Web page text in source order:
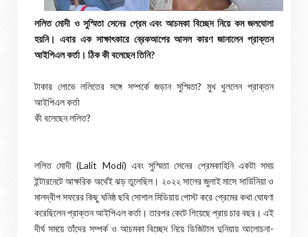
ললিত মোদী ও সুস্মিতা সেনের প্রেম এবং আচমকা বিচ্ছেদ নিয়ে কম জলঘোলা
হয়নি। এবার এক সাক্ষাৎকারে ব্রেকআপের আসল কারণ জানালেন প্রাক্তন
আইপিএল কর্তা। ঠিক কী বলেছেন তিনি?
টাকার লোভে ললিতের সঙ্গে সম্পর্কে জড়ান সুস্মিতা? মুখ খুললেন প্রাক্তন
আইপিএল কর্তা
কী বলেছেন ললিত?
ললিত মোদী (Lalit Modi) এবং সুস্মিতা সেনের প্রেমকাহিনি একটা সময়
ইন্টারনেটে আক্ষরিক অর্থেই ঝড় তুলেছিল। ২০২২ সালের জুলাই মাসে সার্ডিনিয়া ও
মালদ্বীপ সফরের কিছু ঘনিষ্ঠ ছবি সোশাল মিডিয়ায় পোস্ট করে প্রেমের কথা ঘোষণা
করেছিলেন প্রাক্তন আইপিএল কর্তা। তারপর কেটে গিয়েছে প্রায় চার বছর। এই
দীর্ঘ সময়ে তাঁদের সম্পর্ক ও আচমকা বিচ্ছেদ নিয়ে ডিজিটাল দুনিয়ায় আলোচনা-